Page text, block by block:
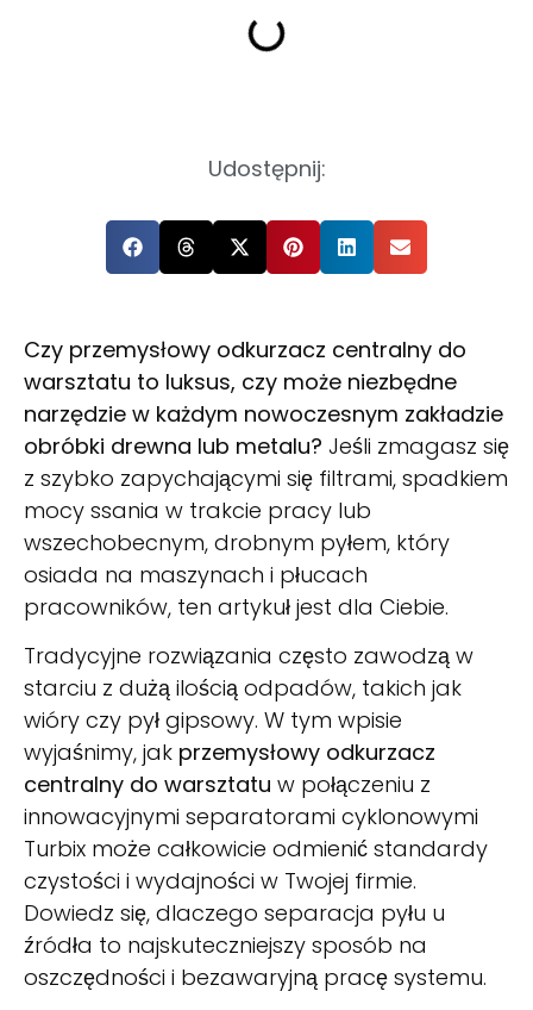
Udostępnij:
Czy przemysłowy odkurzacz centralny do
warsztatu to luksus, czy może niezbędne
narzędzie w każdym nowoczesnym zakładzie
obróbki drewna lub metalu? Jeśli zmagasz się
z szybko zapychającymi się filtrami, spadkiem
mocy ssania w trakcie pracy lub
wszechobecnym, drobnym pyłem, który
osiada na maszynach i płucach
pracowników, ten artykuł jest dla Ciebie.
Tradycyjne rozwiązania często zawodzą w
starciu z dużą ilością odpadów, takich jak
wióry czy pył gipsowy. W tym wpisie
wyjaśnimy, jak przemysłowy odkurzacz
centralny do warsztatu w połączeniu z
innowacyjnymi separatorami cyklonowymi
Turbix może całkowicie odmienić standardy
czystości i wydajności w Twojej firmie.
Dowiedz się, dlaczego separacja pyłu u
źródła to najskuteczniejszy sposób na
oszczędności i bezawaryjną pracę systemu.